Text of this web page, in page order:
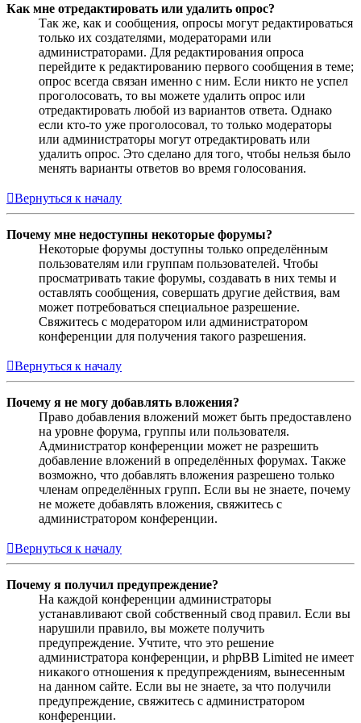
Как мне отредактировать или удалить опрос?
Так же, как и сообщения, опросы могут редактироваться
только их создателями, модераторами или
администраторами. Для редактирования опроса
перейдите к редактированию первого сообщения в теме;
опрос всегда связан именно с ним. Если никто не успел
проголосовать, то вы можете удалить опрос или
отредактировать любой из вариантов ответа. Однако
если кто-то уже проголосовал, то только модераторы
или администраторы могут отредактировать или
удалить опрос. Это сделано для того, чтобы нельзя было
менять варианты ответов во время голосования.
Вернуться к началу
Почему мне недоступны некоторые форумы?
Некоторые форумы доступны только определённым
пользователям или группам пользователей. Чтобы
просматривать такие форумы, создавать в них темы и
оставлять сообщения, совершать другие действия, вам
может потребоваться специальное разрешение.
Свяжитесь с модератором или администратором
конференции для получения такого разрешения.
Вернуться к началу
Почему я не могу добавлять вложения?
Право добавления вложений может быть предоставлено
на уровне форума, группы или пользователя.
Администратор конференции может не разрешить
добавление вложений в определённых форумах. Также
возможно, что добавлять вложения разрешено только
членам определённых групп. Если вы не знаете, почему
не можете добавлять вложения, свяжитесь с
администратором конференции.
Вернуться к началу
Почему я получил предупреждение?
На каждой конференции администраторы
устанавливают свой собственный свод правил. Если вы
нарушили правило, вы можете получить
предупреждение. Учтите, что это решение
администратора конференции, и phpBB Limited не имеет
никакого отношения к предупреждениям, вынесенным
на данном сайте. Если вы не знаете, за что получили
предупреждение, свяжитесь с администратором
конференции.